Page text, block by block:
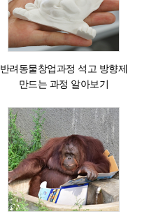
반려동물창업과정 석고 방향제
만드는 과정 알아보기